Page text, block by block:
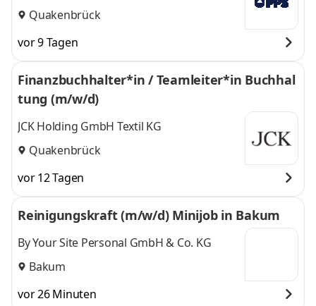
Quakenbrück
vor 9 Tagen
Finanzbuchhalter*in / Teamleiter*in Buchhal
tung (m/w/d)
JCK Holding GmbH Textil KG
Quakenbrück
vor 12 Tagen
Reinigungskraft (m/w/d) Minijob in Bakum
By Your Site Personal GmbH & Co. KG
Bakum
vor 26 Minuten